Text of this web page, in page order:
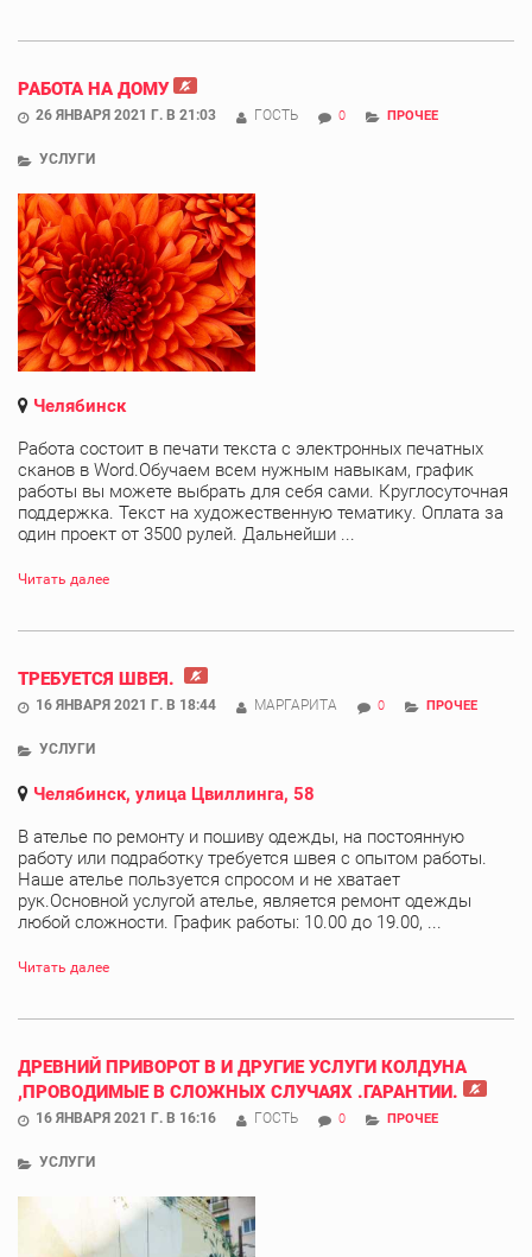
РАБОТА НА ДОМУ
26 ЯНВАРЯ 2021 Г. В 21:03 ГОСТЬ 0 ПРОЧЕЕ
УСЛУГИ
Челябинск
Работа состоит в печати текста с электронных печатных
сканов в Word.Обучаем всем нужным навыкам, график
работы вы можете выбрать для себя сами. Круглосуточная
поддержка. Текст на художественную тематику. Оплата за
один проект от 3500 рулей. Дальнейши ...
Читать далее
ТРЕБУЕТСЯ ШВЕЯ.
16 ЯНВАРЯ 2021 Г. В 18:44 МАРГАРИТА 0 ПРОЧЕЕ
УСЛУГИ
Челябинск, улица Цвиллинга, 58
В ателье по ремонту и пошиву одежды, на постоянную
работу или подработку требуется швея с опытом работы.
Наше ателье пользуется спросом и не хватает
рук.Основной услугой ателье, является ремонт одежды
любой сложности. График работы: 10.00 до 19.00, ...
Читать далее
ДРЕВНИЙ ПРИВОРОТ В И ДРУГИЕ УСЛУГИ КОЛДУНА
,ПРОВОДИМЫЕ В СЛОЖНЫХ СЛУЧАЯХ .ГАРАНТИИ.
16 ЯНВАРЯ 2021 Г. В 16:16 ГОСТЬ 0 ПРОЧЕЕ
УСЛУГИ